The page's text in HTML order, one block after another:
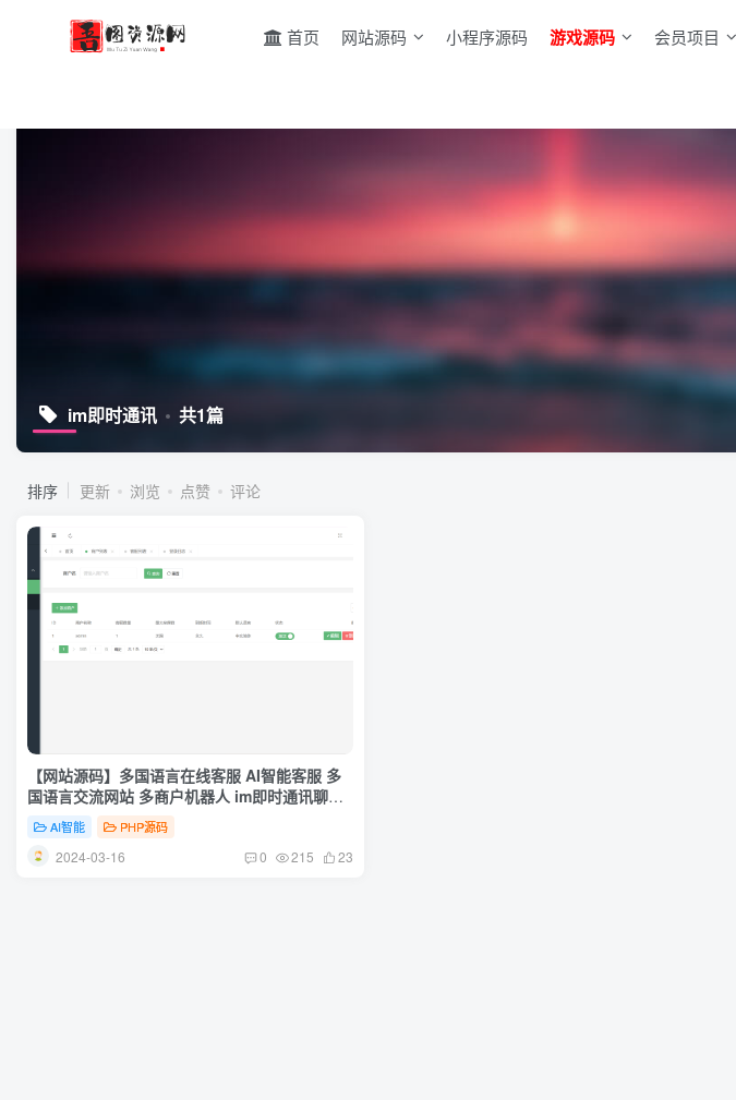
首页 网站源码 小程序源码 游戏源码 会员项目
im即时通讯 共1篇
排序 更新 浏览 点赞 评论
【网站源码】多国语言在线客服 AI智能客服 多
国语言交流网站 多商户机器人 im即时通讯聊天
翻译多国语言在线翻译
AI智能 PHP源码
2024-03-16 0 215 23